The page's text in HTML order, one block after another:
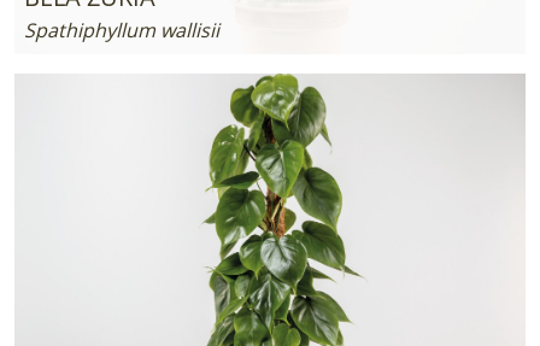
Spathiphyllum wallisii